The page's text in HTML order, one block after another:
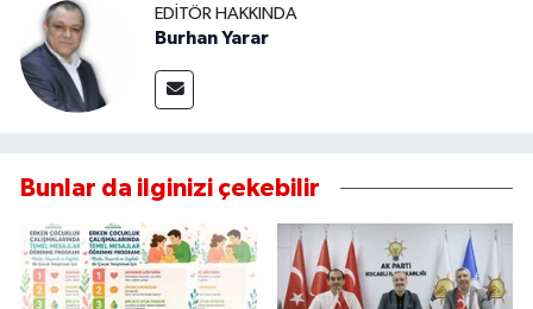
EDITÖR HAKKINDA
Burhan Yarar
Bunlar da ilginizi çekebilir